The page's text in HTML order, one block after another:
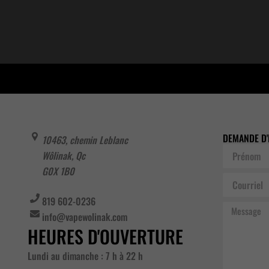
10463, chemin Leblanc
Wôlinak, Qc
G0X 1B0
819 602-0236
info@vapewolinak.com
HEURES D'OUVERTURE
Lundi au dimanche : 7 h à 22 h
DEMANDE
Message